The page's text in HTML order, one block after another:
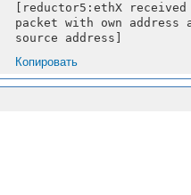
[reductor5:ethX received
packet with own address
source address]
Копировать